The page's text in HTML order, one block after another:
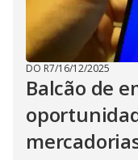
DO R7/16/12/2025
Balcão de